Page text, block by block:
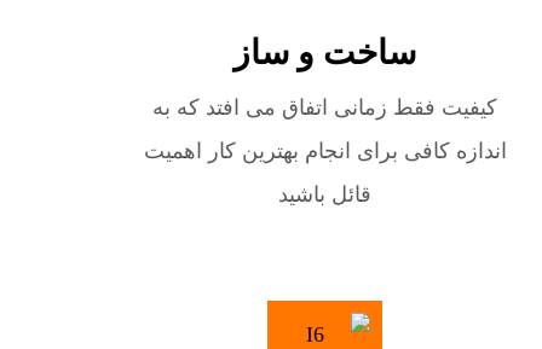
ساخت و ساز
کیفیت فقط زمانی اتفاق می افتد که به
اندازه کافی برای انجام بهترین کار اهمیت
قائل باشید